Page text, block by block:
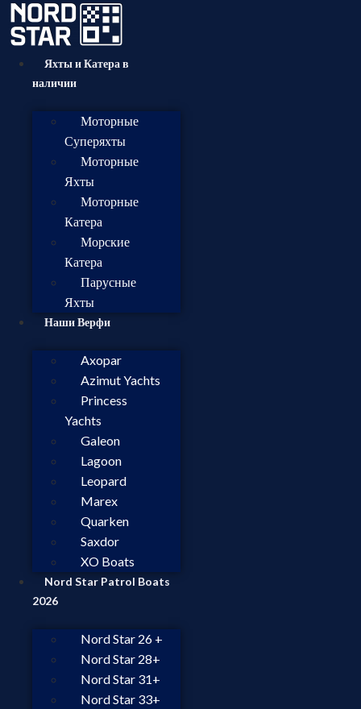
Яхты и Катера в
наличии
Моторные
Суперяхты
Моторные
Яхты
Моторные
Катера
Морские
Катера
Парусные
Яхты
Наши Верфи
Axopar
Azimut Yachts
Princess
Yachts
Galeon
Lagoon
Leopard
Marex
Quarken
Saxdor
XO Boats
Nord Star Patrol Boats
2026
Nord Star 26 +
Nord Star 28+
Nord Star 31+
Nord Star 33+